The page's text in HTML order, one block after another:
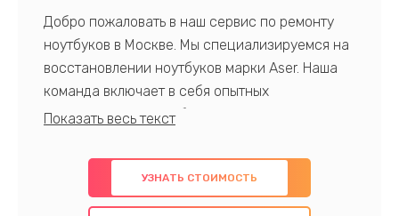
Добро пожаловать в наш сервис по ремонту
ноутбуков в Москве. Мы специализируемся на
восстановлении ноутбуков марки Aser. Наша
команда включает в себя опытных
профессионалов с обширными знаниями и
предлагаем быстрый и качественный ремонт с
использованием оригинальных компонентов, а
также гарантируем качество всех
УЗНАТЬ СТОИМОСТЬ